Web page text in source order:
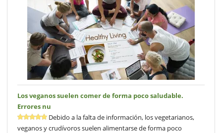
Los veganos suelen comer de forma poco saludable.
Errores nu
Debido a la falta de información, los vegetarianos,
veganos y crudívoros suelen alimentarse de forma poco